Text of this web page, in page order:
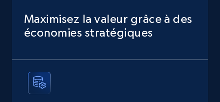
price, Currency, Availability, Reviews count, and
more.
2.1K+
Maximisez la valeur grâce à des
économies stratégiques